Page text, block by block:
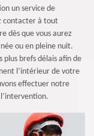
un service de
contacter à tout
dès que vous aurez
ou en pleine nuit.
plus brefs délais afin de
l’intérieur de votre
effectuer notre